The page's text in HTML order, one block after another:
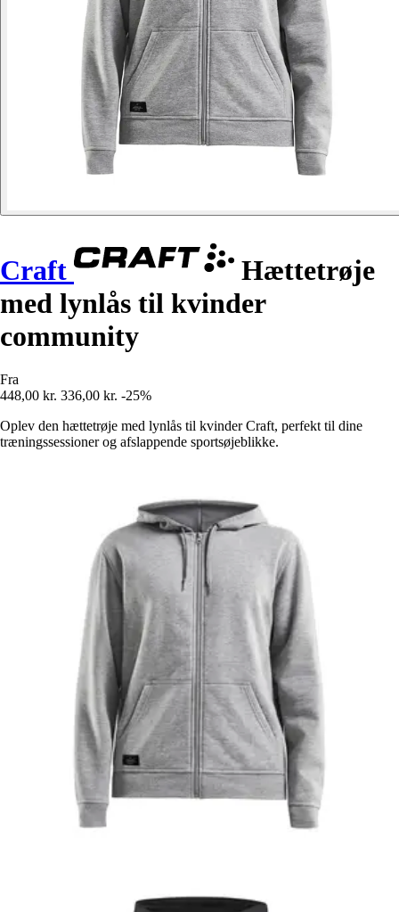
Craft
Hættetrøje
med lynlås til kvinder
community
Fra
448,00 kr. 336,00 kr. -25%
Oplev den hættetrøje med lynlås til kvinder Craft, perfekt til dine
træningssessioner og afslappende sportsøjeblikke.